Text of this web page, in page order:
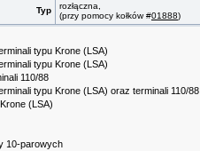
Typ
rozłączna,
(przy pomocy kołków #01888)
typu Krone (LSA)
typu Krone (LSA)
110/88
typu Krone (LSA) oraz terminali 110/88
(LSA)
10-parowych